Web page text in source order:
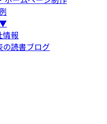
情報
の読書ブログ